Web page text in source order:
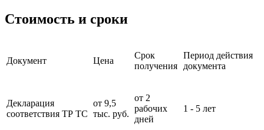
Стоимость и сроки
Документ Цена
Срок
получения
Период действия
документа
Декларация
соответствия ТР ТС
от 9,5
тыс. руб.
от 2
рабочих
дней
1 - 5 лет